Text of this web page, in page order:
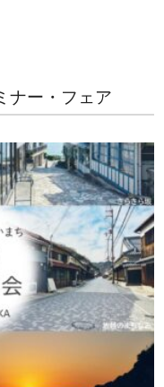
ナー・フェア